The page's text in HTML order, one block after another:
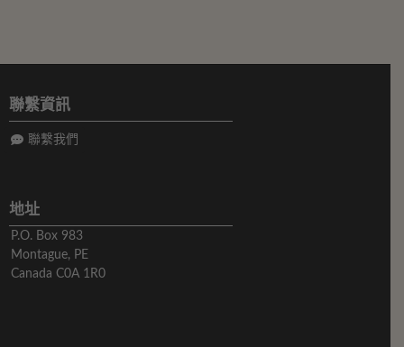
聯繫資訊
聯繫我們
地址
P.O. Box 983
Montague, PE
Canada C0A 1R0